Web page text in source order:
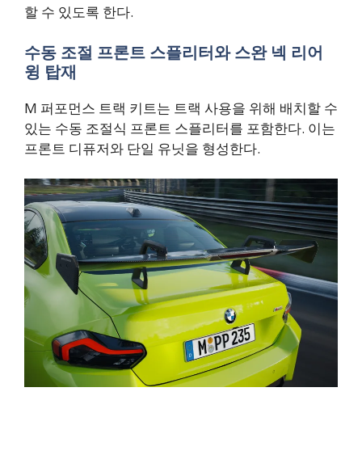
할 수 있도록 한다.
수동 조절 프론트 스플리터와 스완 넥 리어
윙 탑재
M 퍼포먼스 트랙 키트는 트랙 사용을 위해 배치할 수
있는 수동 조절식 프론트 스플리터를 포함한다. 이는
프론트 디퓨저와 단일 유닛을 형성한다.